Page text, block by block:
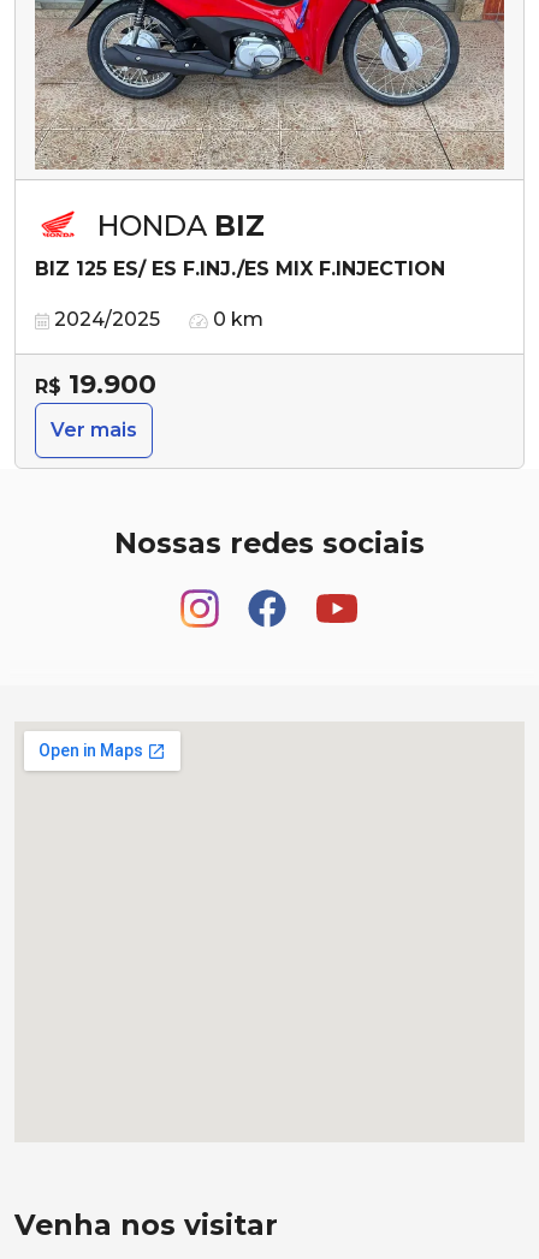
HONDA BIZ
BIZ 125 ES/ ES F.INJ./ES MIX F.INJECTION
2024/2025 0 km
R$ 19.900
Ver mais
Nossas redes sociais
Venha nos visitar